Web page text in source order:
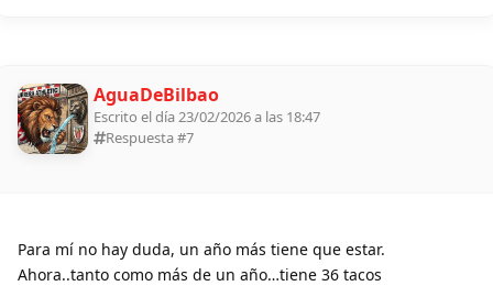
AguaDeBilbao
Escrito el día 23/02/2026 a las 18:47
Respuesta #7
Para mí no hay duda, un año más tiene que estar.
Ahora..tanto como más de un año…tiene 36 tacos